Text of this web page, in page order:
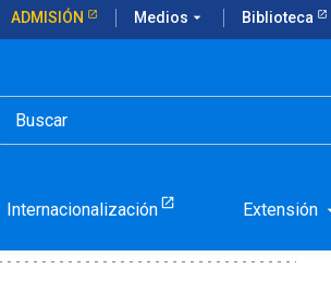
ADMISIÓN Medios arrow_drop_down Biblioteca
Internacionalización Extensión